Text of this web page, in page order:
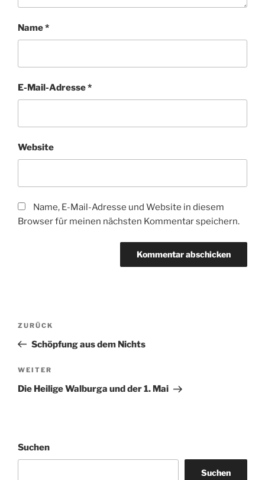
Name*
E-Mail-Adresse*
Website
Name, E-Mail-Adresse und Website in diesem
Browser für meinen nächsten Kommentar speichern.
Beitragsnavigation
Vorheriger
Beitrag
ZURÜCK
Schöpfung aus dem Nichts
Nächster
Beitrag
WEITER
Die Heilige Walburga und der 1. Mai
Suchen
Suchen